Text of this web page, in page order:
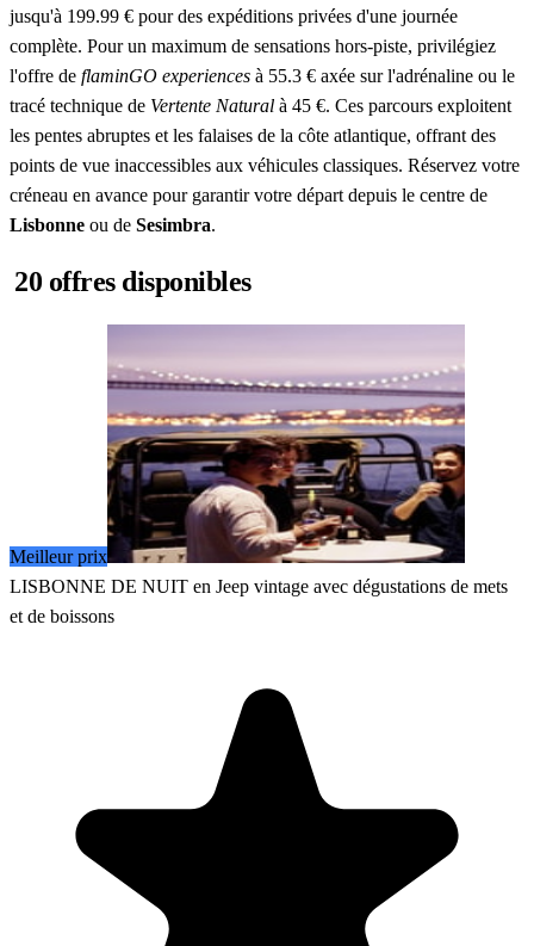
jusqu'à 199.99 € pour des expéditions privées d'une journée
complète. Pour un maximum de sensations hors-piste, privilégiez
l'offre de flaminGO experiences à 55.3 € axée sur l'adrénaline ou le
tracé technique de Vertente Natural à 45 €. Ces parcours exploitent
les pentes abruptes et les falaises de la côte atlantique, offrant des
points de vue inaccessibles aux véhicules classiques. Réservez votre
créneau en avance pour garantir votre départ depuis le centre de
Lisbonne ou de Sesimbra.
20 offres disponibles
Meilleur prix
LISBONNE DE NUIT en Jeep vintage avec dégustations de mets
et de boissons